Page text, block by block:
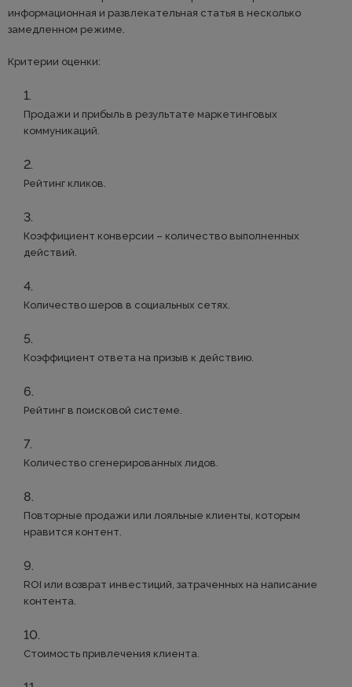
информационная и развлекательная статья в несколько
замедленном режиме.
Критерии оценки:
Продажи и прибыль в результате маркетинговых
коммуникаций.
Рейтинг кликов.
Коэффициент конверсии – количество выполненных
действий.
Количество шеров в социальных сетях.
Коэффициент ответа на призыв к действию.
Рейтинг в поисковой системе.
Количество сгенерированных лидов.
Повторные продажи или лояльные клиенты, которым
нравится контент.
ROI или возврат инвестиций, затраченных на написание
контента.
Стоимость привлечения клиента.